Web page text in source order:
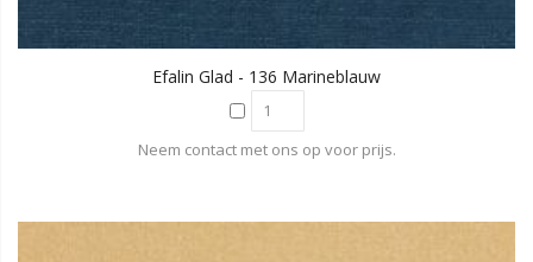
Efalin Glad - 136 Marineblauw
Neem contact met ons op voor prijs.